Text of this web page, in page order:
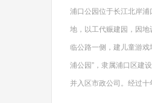
浦口公园位于长江北岸
地，以工代赈建园，因
临公路一侧，建儿童游
浦公园”，隶属浦口区建
并入区市政公司。经过十